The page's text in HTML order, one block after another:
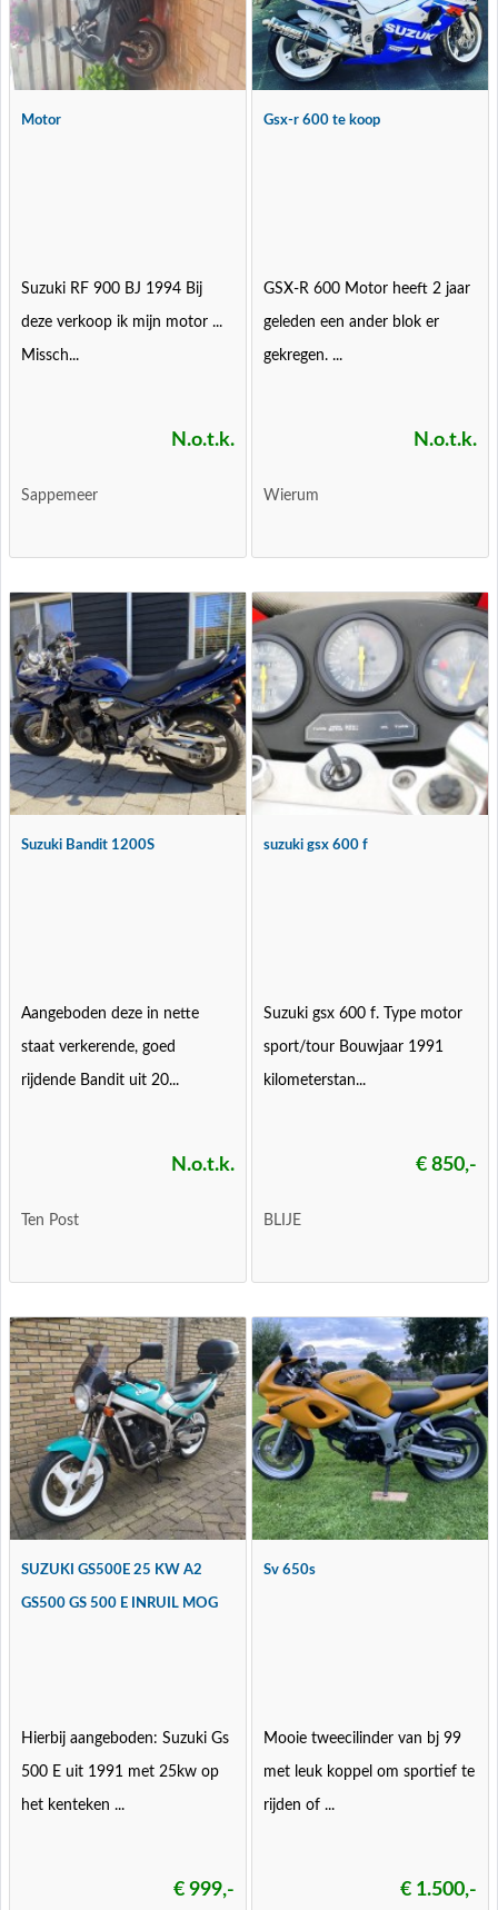
Motor
Suzuki RF 900 BJ 1994 Bij
deze verkoop ik mijn motor ...
Missch...
N.o.t.k.
Sappemeer
Gsx-r 600 te koop
GSX-R 600 Motor heeft 2 jaar
geleden een ander blok er
gekregen. ...
N.o.t.k.
Wierum
Suzuki Bandit 1200S
Aangeboden deze in nette
staat verkerende, goed
rijdende Bandit uit 20...
N.o.t.k.
Ten Post
suzuki gsx 600 f
Suzuki gsx 600 f. Type motor
sport/tour Bouwjaar 1991
kilometerstan...
€ 850,-
BLIJE
SUZUKI GS500E 25 KW A2
GS500 GS 500 E INRUIL MOG
Hierbij aangeboden: Suzuki Gs
500 E uit 1991 met 25kw op
het kenteken ...
€ 999,-
Sv 650s
Mooie tweecilinder van bj 99
met leuk koppel om sportief te
rijden of ...
€ 1.500,-